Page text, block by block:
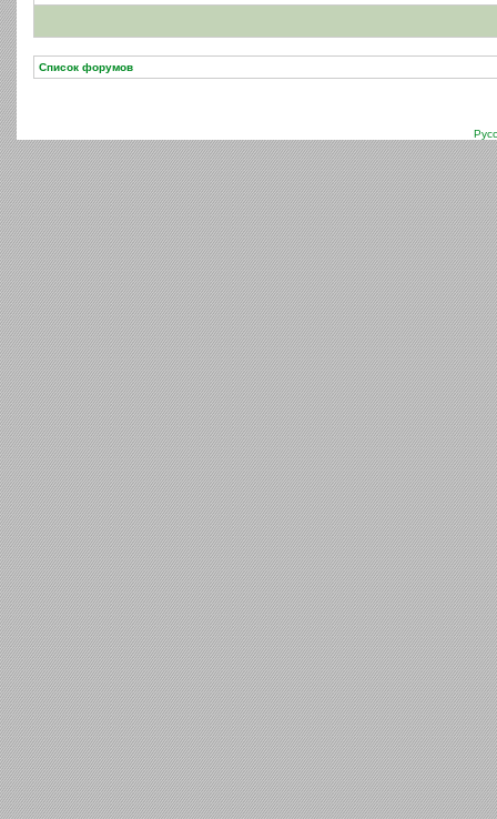
Список форумов